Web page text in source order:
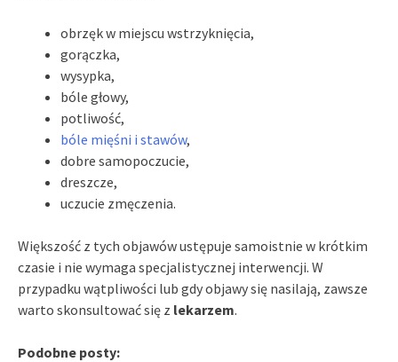
obrzęk w miejscu wstrzyknięcia,
gorączka,
wysypka,
bóle głowy,
potliwość,
bóle mięśni i stawów,
dobre samopoczucie,
dreszcze,
uczucie zmęczenia.
Większość z tych objawów ustępuje samoistnie w krótkim
czasie i nie wymaga specjalistycznej interwencji. W
przypadku wątpliwości lub gdy objawy się nasilają, zawsze
warto skonsultować się z lekarzem.
Podobne posty: